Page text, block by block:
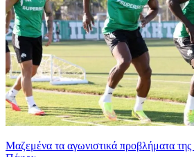
Μαζεμένα τα αγωνιστικά προβλήματα